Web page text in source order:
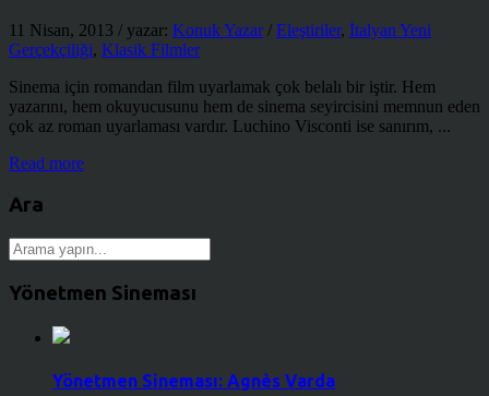
11 Nisan, 2013 / yazar: Konuk Yazar/ Eleştiriler, İtalyan Yeni
Gerçekçiliği, Klasik Filmler
Sinema için romandan film uyarlamak çok belalı bir iştir. Hem
yazarını, hem okuyucusunu hem de sinema seyircisini memnun eden
çok az roman uyarlaması vardır. Luchino Visconti ise sanırım, ...
Read more
Ara
Yönetmen Sineması
Yönetmen Sineması: Agnès Varda